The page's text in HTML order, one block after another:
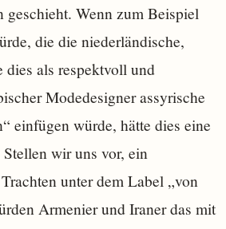
geschieht. Wenn zum Beispiel
die die niederländische,
dies als respektvoll und
Modedesigner assyrische
einfügen würde, hätte dies eine
wir uns vor, ein
unter dem Label „von
Armenier und Iraner das mit